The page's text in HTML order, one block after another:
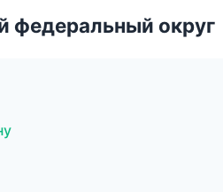
федеральный округ